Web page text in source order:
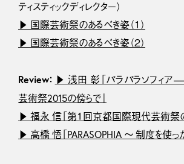
ティスティックディレクター）
▶ 国際芸術祭のあるべき姿（１）
▶ 国際芸術祭のあるべき姿（２）
Review： ▶ 浅田 彰「パラパラソフィ
芸術祭2015の傍らで」
▶ 福永 信「第１回京都国際現代芸術祭の
▶ 高橋 悟「PARASOPHIA 〜 制度を使っ